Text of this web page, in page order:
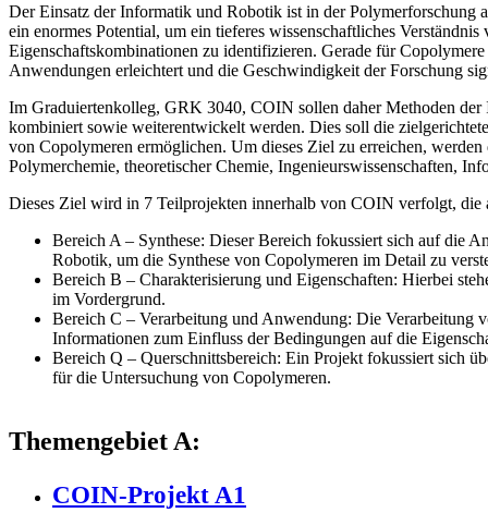
Der Einsatz der Informatik und Robotik ist in der Polymerforschung
ein enormes Potential, um ein tieferes wissenschaftliches
Eigenschaftskombinationen zu identifizieren. Gerade für
Anwendungen erleichtert und die Geschwindigkeit der Forschung
Im Graduiertenkolleg, GRK 3040, COIN sollen daher Methoden
kombiniert sowie weiterentwickelt werden. Dies soll die
von Copolymeren ermöglichen. Um dieses Ziel zu erreichen,
Polymerchemie, theoretischer Chemie, Ingenieurswissenschaften,
Dieses Ziel wird in 7 Teilprojekten innerhalb von COIN verfolgt, die
Bereich A – Synthese: Dieser Bereich fokussiert sich auf die
Robotik, um die Synthese von Copolymeren im Detail zu
Bereich B – Charakterisierung und Eigenschaften: Hierbei
im Vordergrund.
Bereich C – Verarbeitung und Anwendung: Die Verarbeitung
Informationen zum Einfluss der Bedingungen auf die
Bereich Q – Querschnittsbereich: Ein Projekt fokussiert sich
für die Untersuchung von Copolymeren.
Themengebiet A:
COIN-Projekt A1